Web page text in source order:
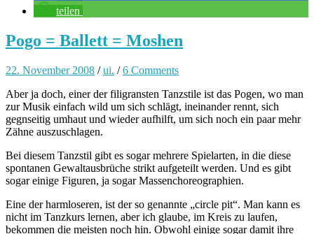
teilen
Pogo = Ballett = Moshen
22. November 2008 /ui. /6 Comments
Aber ja doch, einer der filigransten Tanzstile ist das Pogen, wo man
zur Musik einfach wild um sich schlägt, ineinander rennt, sich
gegnseitig umhaut und wieder aufhilft, um sich noch ein paar mehr
Zähne auszuschlagen.
Bei diesem Tanzstil gibt es sogar mehrere Spielarten, in die diese
spontanen Gewaltausbrüche strikt aufgeteilt werden. Und es gibt
sogar einige Figuren, ja sogar Massenchoreographien.
Eine der harmloseren, ist der so genannte „circle pit“. Man kann es
nicht im Tanzkurs lernen, aber ich glaube, im Kreis zu laufen,
bekommen die meisten noch hin. Obwohl einige sogar damit ihre